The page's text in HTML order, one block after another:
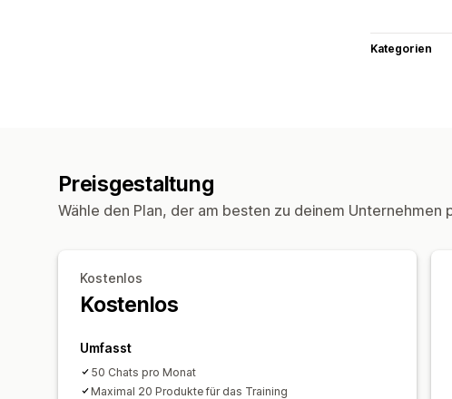
Kategorien
Preisgestaltung
Wähle den Plan, der am besten zu deinem Unternehmen
Kostenlos
Kostenlos
Umfasst
50 Chats pro Monat
Maximal 20 Produkte für das Training